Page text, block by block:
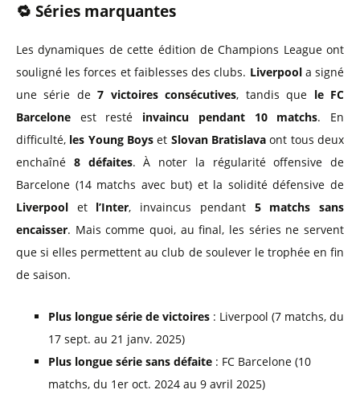
🔁 Séries marquantes
Les dynamiques de cette édition de Champions League ont
souligné les forces et faiblesses des clubs. Liverpoola signé
une série de7 victoires consécutives, tandis que le FC
Barcelone est resté invaincu pendant 10 matchs. En
difficulté, les Young Boys et Slovan Bratislava ont tous deux
enchaîné 8 défaites. À noter la régularité offensive de
Barcelone (14 matchs avec but) et la solidité défensive de
Liverpool et l’Inter, invaincus pendant 5 matchs sans
encaisser. Mais comme quoi, au final, les séries ne servent
que si elles permettent au club de soulever le trophée en fin
de saison.
Plus longue série de victoires : Liverpool (7 matchs, du
17 sept. au 21 janv. 2025)
Plus longue série sans défaite : FC Barcelone (10
matchs, du 1er oct. 2024 au 9 avril 2025)